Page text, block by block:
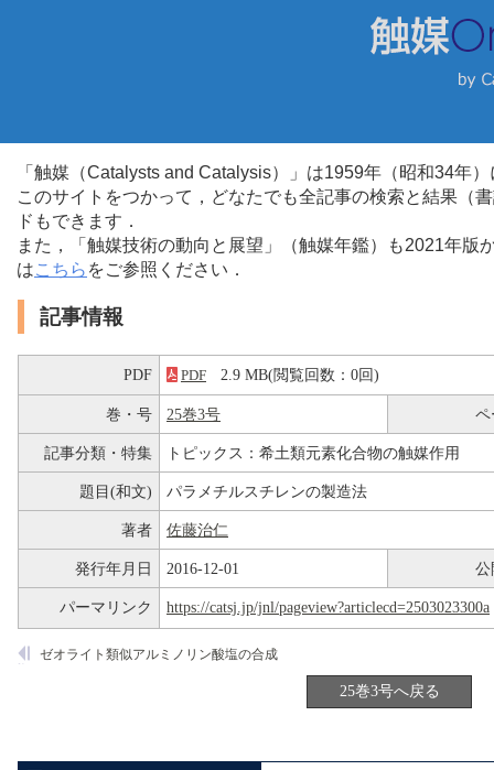
「触媒（Catalysts and Catalysis）」は1959年（昭和34年
このサイトをつかって，どなたでも全記事の検索と結果（
ドもできます．
また，「触媒技術の動向と展望」（触媒年鑑）も2021年
はこちら をご参照ください．
記事情報
PDF PDF 2.9 MB(閲覧回数：0回)
巻・号 25巻3号 ペ
記事分類・特集 トピックス：希土類元素化合物の触媒作用
題目(和文) パラメチルスチレンの製造法
著者 佐藤治仁
発行年月日 2016-12-01 公
パーマリンク https://catsj.jp/jnl/pageview?articlecd=2503023300a
ゼオライト類似アルミノリン酸塩の合成
25巻3号へ戻る